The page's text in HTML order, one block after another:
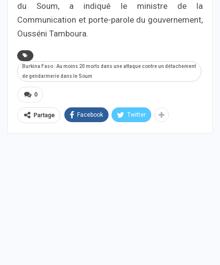
du Soum, a indiqué le ministre de la
Communication et porte-parole du gouvernement,
Ousséni Tamboura.
Burkina Faso : Au moins 20 morts dans une attaque contre un détachement
de gendarmerie dans le Soum
0
Partage Facebook Twitter